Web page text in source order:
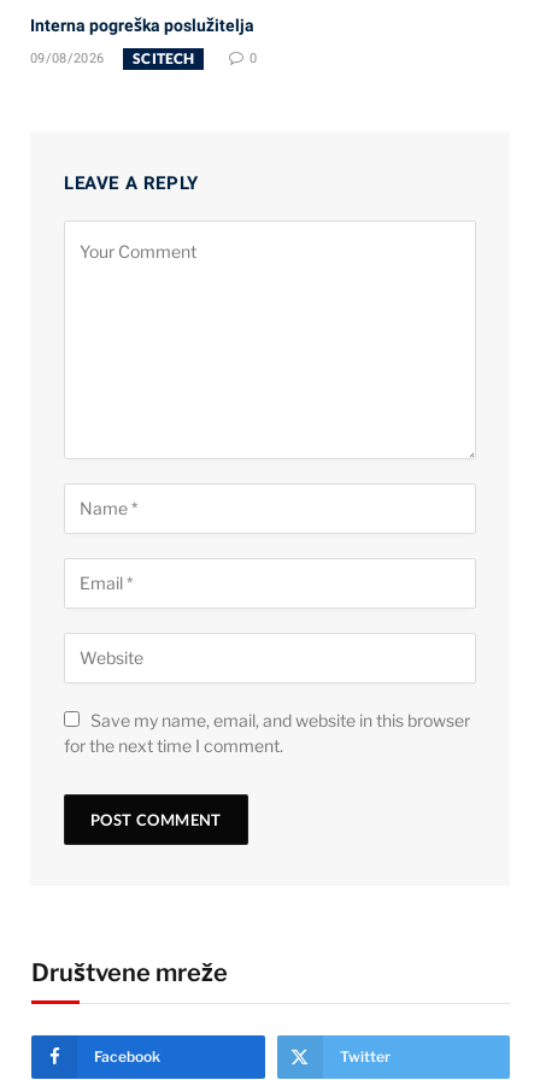
Interna pogreška poslužitelja
09/08/2026 SCITECH 0
LEAVE A REPLY
Save my name, email, and website in this browser
for the next time I comment.
Društvene mreže
Facebook Twitter